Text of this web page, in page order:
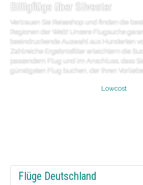
Billigflüge über Silvester
Vertrauen Sie Reiseshop und finden die
Regionen der Welt! Unsere Flugsuche
beeindruckende Auswahl aus Hunderten
Zahlreiche Ergebnisfilter erleichtern die
passendem Flug und im Anschluss, dass
günstigsten Flug buchen, der Ihren
Lowcost
Flüge Deutschland